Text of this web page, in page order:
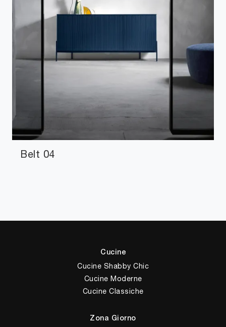
Belt 04
Cucine
Cucine Shabby Chic
Cucine Moderne
Cucine Classiche
Zona Giorno